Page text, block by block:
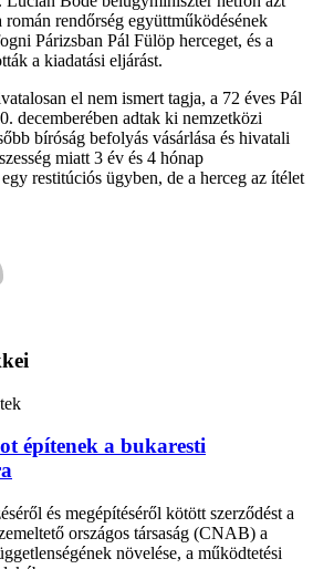
rendőrség együttműködésének
Párizsban Pál Fülöp herceget, és a
a kiadatási eljárást.
el nem ismert tagja, a 72 éves Pál
decemberében adtak ki nemzetközi
bíróság befolyás vásárlása és hivatali
miatt 3 év és 4 hónap
restitúciós ügyben, de a herceg az ítélet
építenek a bukaresti
és megépítéséről kötött szerződést a
országos társaság (CNAB) a
növelése, a működtetési